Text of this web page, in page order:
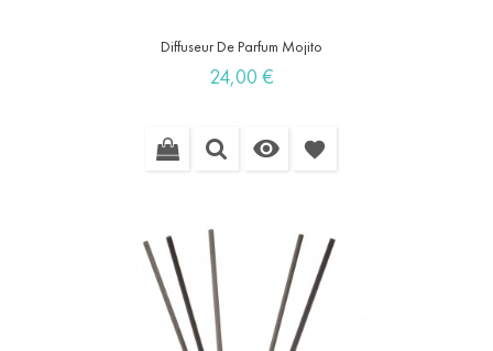
Diffuseur De Parfum Mojito
Prix
24,00 €
 favorite